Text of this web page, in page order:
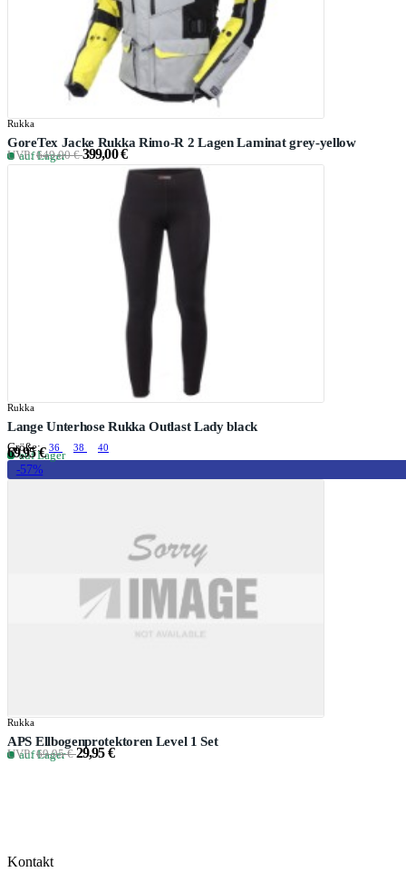
Rukka
GoreTex Jacke Rukka Rimo-R 2 Lagen Laminat grey-yellow
auf Lager
UVP:649,00 € 399,00 €
Rukka
Lange Unterhose Rukka Outlast Lady black
Größe: 36 38 40
auf Lager
69,95 €
-57%
Rukka
APS Ellbogenprotektoren Level 1 Set
auf Lager
UVP:69,95 € 29,95 €
Kontakt